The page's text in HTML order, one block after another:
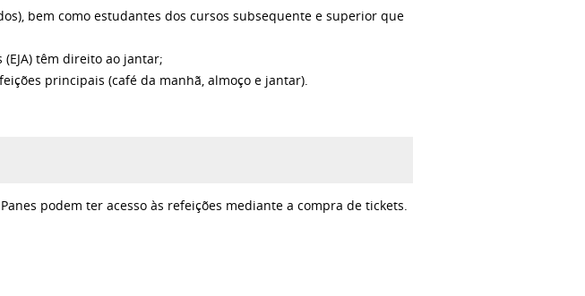
bem como estudantes dos cursos subsequente e superior que
têm direito ao jantar;
principais (café da manhã, almoço e jantar).
podem ter acesso às refeições mediante a compra de tickets.